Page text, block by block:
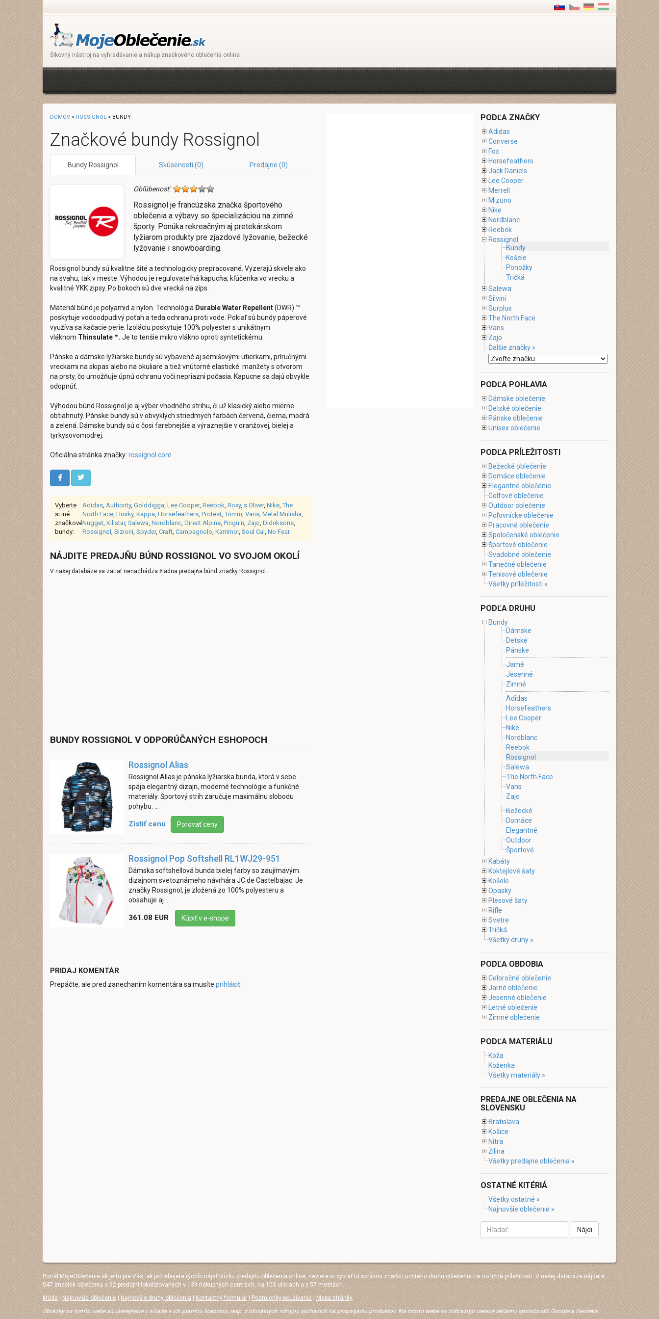
Šikovný nástroj na vyhľadávanie a nákup značkového oblečenia online
DOMOV > ROSSIGNOL > BUNDY
Značkové bundy Rossignol
Bundy Rossignol Skúsenosti (0) Predajne (0)
Obľúbenosť:
Rossignol je francúzska značka športového
oblečenia a výbavy so špecializáciou na zimné
športy. Ponúka rekreačným aj pretekárskom
lyžiarom produkty pre zjazdové lyžovanie, bežecké
lyžovanie i snowboarding.
Rossignol bundy sú kvalitne šité a technologicky prepracované. Vyzerajú skvele ako
na svahu, tak v meste. Výhodou je regulovateľná kapucňa, kľúčenka vo vrecku a
kvalitné YKK zipsy. Po bokoch sú dve vrecká na zips.
Materiál búnd je polyamid a nylon. Technológia Durable Water Repellent(DWR) ™
poskytuje vodoodpudivý poťah a teda ochranu proti vode. Pokiaľ sú bundy páperové
využíva sa kačacie perie. Izoláciu poskytuje 100% polyester s unikátnym
vláknom Thinsulate ™. Je to tenšie mikro vlákno oproti syntetickému.
Pánske a dámske lyžiarske bundy sú vybavené aj semišovými utierkami, príručnými
vreckami na skipas alebo na okuliare a tiež vnútorné elastické manžety s otvorom
na prsty, čo umožňuje úpnú ochranu voči nepriazni počasia. Kapucne sa dajú obvykle
odopnúť.
Výhodou búnd Rossignol je aj výber vhodného strihu, či už klasický alebo mierne
obtiahnutý. Pánske bundy sú v obvyklých striedmych farbách červená, čierna, modrá
a zelená. Dámske bundy sú o čosi farebnejšie a výraznejšie v oranžovej, bielej a
tyrkysovomodrej.
Oficiálna stránka značky: rossignol.com
Vyberte
si iné
značkové
bundy:
Adidas, Authority, Golddigga, Lee Cooper, Reebok, Roxy, s.Oliver, Nike,The
North Face, Husky, Kappa, Horsefeathers, Protest,Trimm, Vans, Metal Mulisha,
Nugget, Killstar, Salewa, Nordblanc, Direct Alpine, Pinguin, Zajo, Didriksons,
Rossignol , Bizioni, Spyder, Craft, Campagnolo, Karrimor, Soul Cal , No Fear
NÁJDITE PREDAJŇU BÚND ROSSIGNOL VO SVOJOM OKOLÍ
V našej databáze sa zatiaľ nenachádza žiadna predajňa búnd značky Rossignol.
BUNDY ROSSIGNOL V ODPORÚČANÝCH ESHOPOCH
Rossignol Alias
Rossignol Alias je pánska lyžiarska bunda, ktorá v sebe
spája elegantný dizajn, moderné technológie a funkčné
materiály. Športový strih zaručuje maximálnu slobodu
pohybu. ...
Zistiť cenu Porovať ceny
Rossignol Pop Softshell RL1WJ29-951
Dámska softshellová bunda bielej farby so zaujímavým
dizajnom svetoznámeho návrhára JC de Castelbajac. Je
značky Rossignol, je zložená zo 100% polyesteru a
obsahuje aj ...
361.08 EUR Kúpiť v e-shope
PRIDAJ KOMENTÁR
Prepáčte, ale pred zanechaním komentára sa musíte prihlásiť
PODĽA ZNAČKY
Adidas
Converse
Fox
Horsefeathers
Jack Daniels
Lee Cooper
Merrell
Mizuno
Nike
Nordblanc
Reebok
Rossignol
Bundy
Košele
Ponožky
Tričká
Salewa
Silvini
Surplus
The North Face
Vans
Zajo
Ďalšie značky »
PODĽA POHLAVIA
Dámske oblečenie
Detské oblečenie
Pánske oblečenie
Unisex oblečenie
PODĽA PRÍLEŽITOSTI
Bežecké oblečenie
Domáce oblečenie
Elegantné oblečenie
Golfové oblečenie
Outdoor oblečenie
Poľovnícke oblečenie
Pracovné oblečenie
Spoločenské oblečenie
Športové oblečenie
Svadobné oblečenie
Tanečné oblečenie
Tenisové oblečenie
Všetky príležitosti »
PODĽA DRUHU
Bundy
Dámske
Detské
Pánske
Jarné
Jesenné
Zimné
Adidas
Horsefeathers
Lee Cooper
Nike
Nordblanc
Reebok
Rossignol
Salewa
The North Face
Vans
Zajo
Bežecké
Domáce
Elegantné
Outdoor
Športové
Kabáty
Koktejlové šaty
Košele
Opasky
Plesové šaty
Rifle
Svetre
Tričká
Všetky druhy »
PODĽA OBDOBIA
Celoročné oblečenie
Jarné oblečenie
Jesenné oblečenie
Letné oblečenie
Zimné oblečenie
PODĽA MATERIÁLU
Koža
Koženka
Všetky materiály »
PREDAJNE OBLEČENIA NA
SLOVENSKU
Bratislava
Košice
Nitra
Žilina
Všetky predajne oblečenia »
OSTATNÉ KITÉRIÁ
Všetky ostatné »
Najnovšie oblečenie »
Nájdi
Portál MojeOblečenie.sk je tu pre Vás, ak potrebujete rýchlo nájsť blízku predajňu oblečenia online, neviete si vybrať tú správnu značku určitého druhu oblečenia na rozličné príležitosti. V našej databáze nájdete:
547 značiek oblečenia a 92 predajní lokalizovaných v 139 nákupných centrách, na 103 uliciach a v 57 mestách.
Móda
Najnovšie oblečenie Najnovšie druhy oblečenia Kontaktný formulár Podmienky používania
Mapa stránky
Obrázky na tomto webe sú uverejnené v súlade s ich platnou licenciou, resp. z oficiálnych zdrojov, slúžiacich na propagáciu produktov. Na tomto webe sa zobrazujú cielené reklamy spoločnosti Google a Heureka.